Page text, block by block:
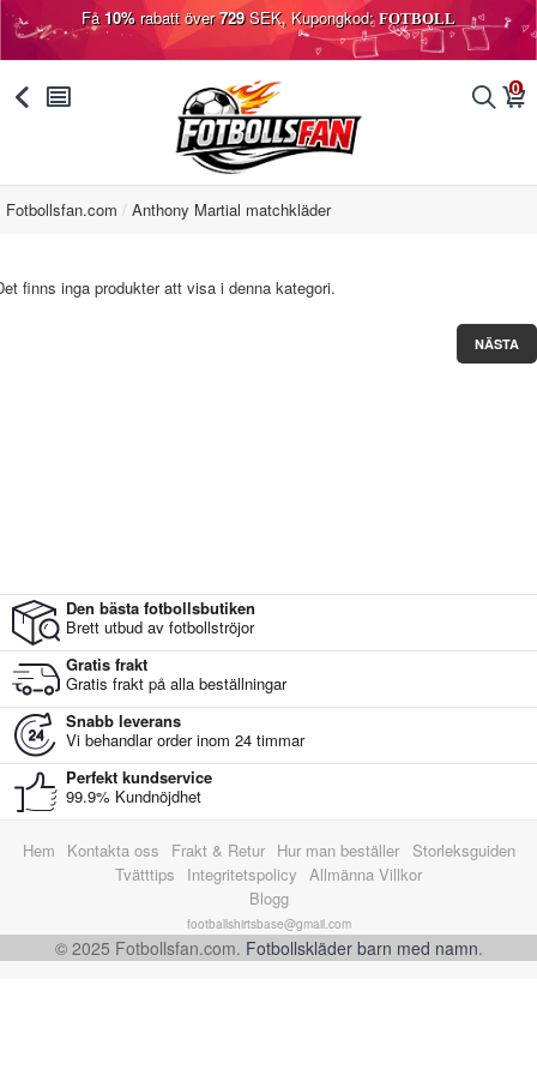
Få10%rabatt över729SEK, Kupongkod: FOTBOLL
󰅯 󰂩 󰂨 0
󰃦
Fotbollsfan.com Anthony Martial matchkläder
finns inga produkter att visa i denna kategori.
NÄSTA
Den bästa fotbollsbutiken
Brett utbud av fotbollströjor
Gratis frakt
Gratis frakt på alla beställningar
Snabb leverans
Vi behandlar order inom 24 timmar
Perfekt kundservice
99.9% Kundnöjdhet
Hem Kontakta oss Frakt & Retur Hur man beställer
Storleksguiden
Tvätttips
Integritetspolicy Allmänna Villkor
Blogg
footballshirtsbase@gmail.com
© 2025 Fotbollsfan.com. Fotbollskläder barn med namn.